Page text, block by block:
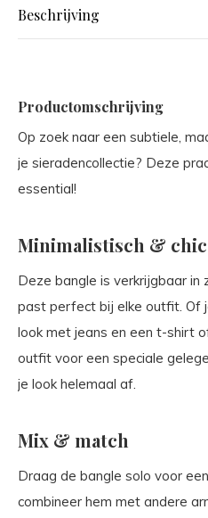
Beschrijving
Productomschrijving
Op zoek naar een subtiele,
je sieradencollectie? Deze
essential!
Minimalistisch & chic
Deze bangle is verkrijgbaar in
past perfect bij elke outfit. Of
look met jeans en een t-shirt
outfit voor een speciale
je look helemaal af.
Mix & match
Draag de bangle solo voor
combineer hem met andere